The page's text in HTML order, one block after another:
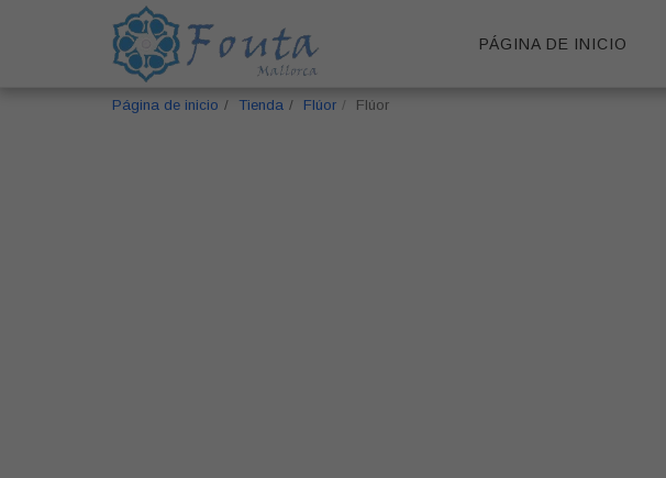
PÁGINA DE INICIO
Página de inicio Tienda Flúor Flúor